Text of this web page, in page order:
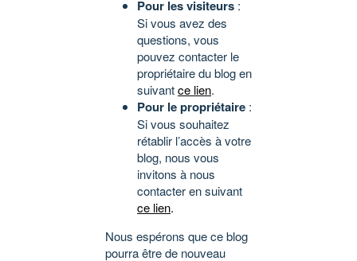
Pour les visiteurs :
Si vous avez des
questions, vous
pouvez contacter le
propriétaire du blog en
suivantce lien.
Pour le propriétaire :
Si vous souhaitez
rétablir l’accès à votre
blog, nous vous
invitons à nous
contacter en suivant
ce lien.
Nous espérons que ce blog
pourra être de nouveau